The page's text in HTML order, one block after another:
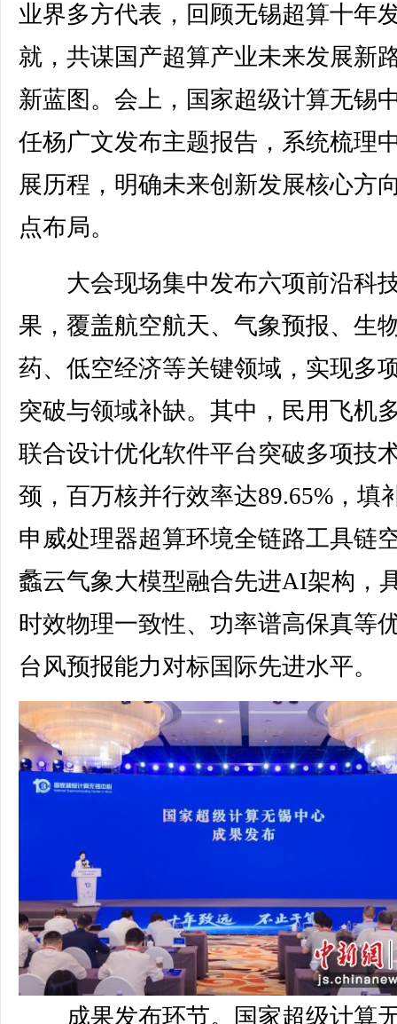
业界多方代表，回顾无锡超算十年
就，共谋国产超算产业未来发展新
新蓝图。会上，国家超级计算无锡
任杨广文发布主题报告，系统梳理
展历程，明确未来创新发展核心方
点布局。
大会现场集中发布六项前沿科
果，覆盖航空航天、气象预报、生
药、低空经济等关键领域，实现多
突破与领域补缺。其中，民用飞机
联合设计优化软件平台突破多项技
颈，百万核并行效率达89.65%，填
申威处理器超算环境全链路工具链
蠡云气象大模型融合先进AI架构，
时效物理一致性、功率谱高保真等
台风预报能力对标国际先进水平。
成果发布环节。国家超级计算